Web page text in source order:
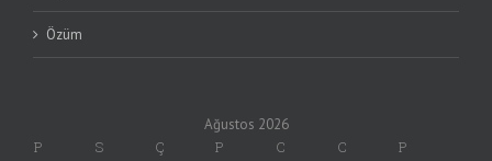
Özüm
Ağustos 2026
P S Ç P C C P